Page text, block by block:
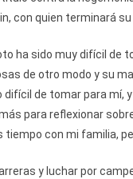
con quien terminará
ha sido muy difícil de
de otro modo y su
de tomar para mí,
para reflexionar
con mi familia,
y luchar por